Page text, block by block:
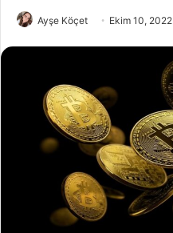
Ayşe Köçet Ekim 10, 2022